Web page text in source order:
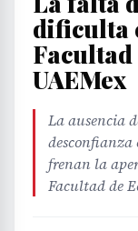
dificulta
Facultad
UAEMex
La ausencia
frenan la
Facultad de